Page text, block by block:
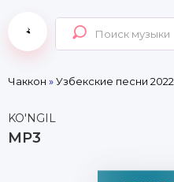
Чаккон »Узбекские песни 2022
KO'NGIL
MP3